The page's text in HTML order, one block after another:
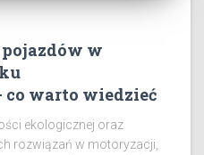
w
warto wiedzieć
ekologicznej oraz
rozwiązań w motoryzacji,